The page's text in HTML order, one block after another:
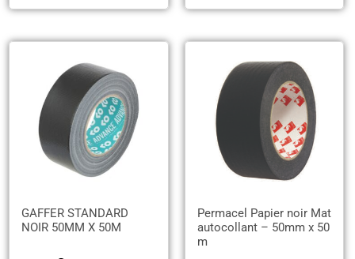
GAFFER STANDARD
NOIR 50MM X 50M
Permacel Papier noir Mat
autocollant – 50mm x 50
m